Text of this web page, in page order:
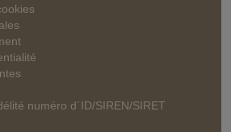
numéro d´ID/SIREN/SIRET